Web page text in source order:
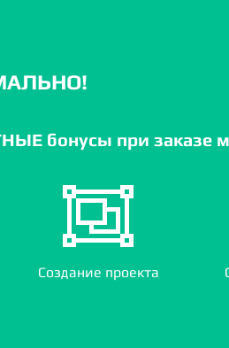
бонусы при заказе
Создание проекта